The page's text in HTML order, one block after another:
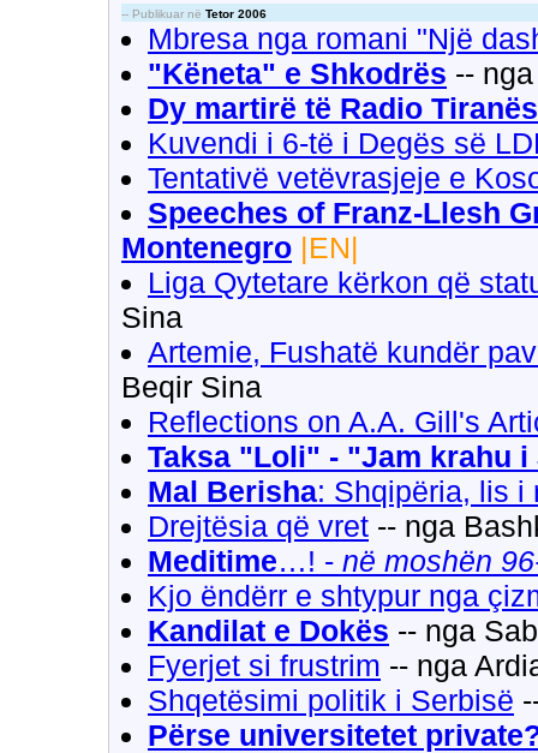
-- Publikuar në Tetor 2006
Mbresa nga romani "Një
"Këneta" e Shkodrës --
Dy martirë të Radio Tiranës
Kuvendi i 6-të i Degës së
Tentativë vetëvrasjeje e
Speeches of Franz-Llesh
Montenegro |EN|
Liga Qytetare kërkon që
Sina
Artemie, Fushatë kundër
Beqir Sina
Reflections on A.A. Gill's
Taksa "Loli" - "Jam krahu
Mal Berisha: Shqipëria, lis i
Drejtësia që vret -- nga
Meditime…! - në moshën
Kjo ëndërr e shtypur nga
Kandilat e Dokës -- nga
Fyerjet si frustrim -- nga
Shqetësimi politik i Serbisë
Përse universitetet